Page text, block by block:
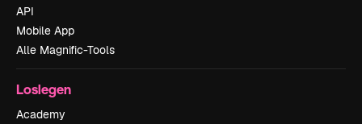
API
Mobile App
Alle Magnific-Tools
Loslegen
Academy